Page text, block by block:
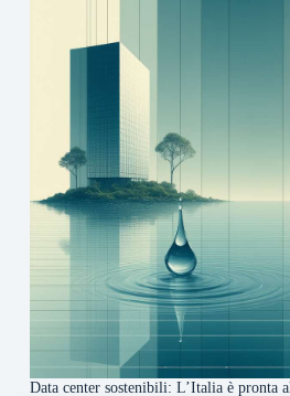
Data center sostenibili: L’Italia è pronta